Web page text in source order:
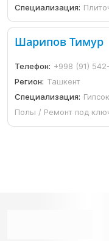
Специализация:
Шарипов Тимур
Телефон: +998 (91)
Регион: Ташкент
Специализация:
Полы / Ремонт под